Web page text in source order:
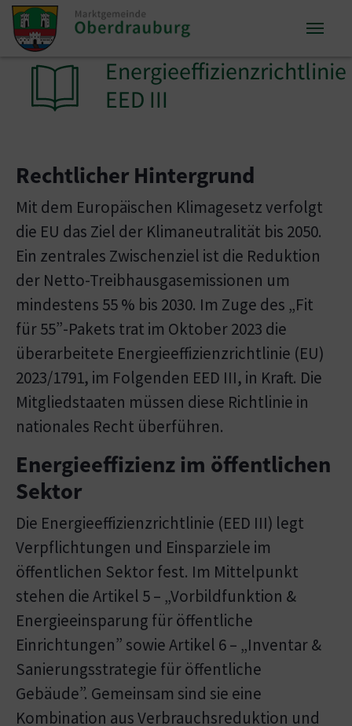
Zum Inhalt springen
Zum Seitenende springen
Sie sind hier:
Energieeffizienzrichtlinie
EED III
Rechtlicher Hintergrund
Mit dem Europäischen Klimagesetz verfolgt
die EU das Ziel der Klimaneutralität bis 2050.
Ein zentrales Zwischenziel ist die Reduktion
der Netto-Treibhausgasemissionen um
mindestens 55 % bis 2030. Im Zuge des „Fit
für 55”-Pakets trat im Oktober 2023 die
überarbeitete Energieeffizienzrichtlinie (EU)
2023/1791, im Folgenden EED III, in Kraft. Die
Mitgliedstaaten müssen diese Richtlinie in
nationales Recht überführen.
Energieeffizienz im öffentlichen
Sektor
Die Energieeffizienzrichtlinie (EED III) legt
Verpflichtungen und Einsparziele im
öffentlichen Sektor fest. Im Mittelpunkt
stehen die Artikel 5 – „Vorbildfunktion &
Energieeinsparung für öffentliche
Einrichtungen” sowie Artikel 6 – „Inventar &
Sanierungsstrategie für öffentliche
Gebäude”. Gemeinsam sind sie eine
Kombination aus Verbrauchsreduktion und